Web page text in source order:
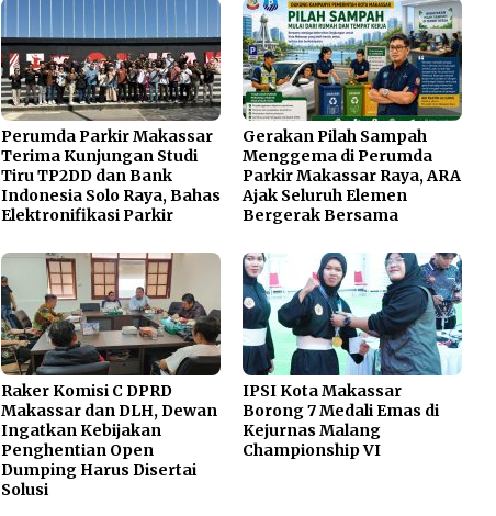
Perumda Parkir Makassar
Terima Kunjungan Studi
Tiru TP2DD dan Bank
Indonesia Solo Raya, Bahas
Elektronifikasi Parkir
Gerakan Pilah Sampah
Menggema di Perumda
Parkir Makassar Raya, ARA
Ajak Seluruh Elemen
Bergerak Bersama
Raker Komisi C DPRD
Makassar dan DLH, Dewan
Ingatkan Kebijakan
Penghentian Open
Dumping Harus Disertai
Solusi
IPSI Kota Makassar
Borong 7 Medali Emas di
Kejurnas Malang
Championship VI